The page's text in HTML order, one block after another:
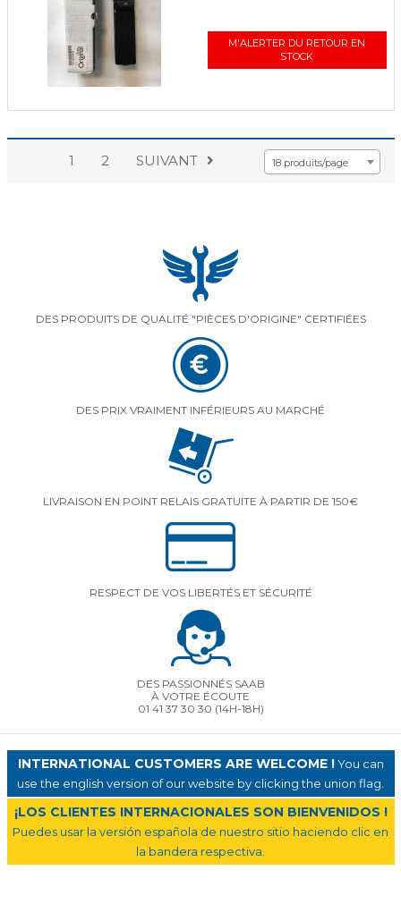
M'ALERTER DU RETOUR EN
STOCK
1 2 SUIVANT 18 produits/page
DES PRODUITS DE QUALITÉ "PIÈCES D'ORIGINE" CERTIFIÉES
DES PRIX VRAIMENT INFÉRIEURS AU MARCHÉ
LIVRAISON EN POINT RELAIS GRATUITE À PARTIR DE 150€
RESPECT DE VOS LIBERTÉS ET SÉCURITÉ
DES PASSIONNÉS SAAB
À VOTRE ÉCOUTE
01 41 37 30 30 (14H-18H)
INTERNATIONAL CUSTOMERS ARE WELCOME !You can
use the english version of our website by clicking the union flag.
¡LOS CLIENTES INTERNACIONALES SON BIENVENIDOS !
Puedes usar la versión española de nuestro sitio haciendo clic en
la bandera respectiva.